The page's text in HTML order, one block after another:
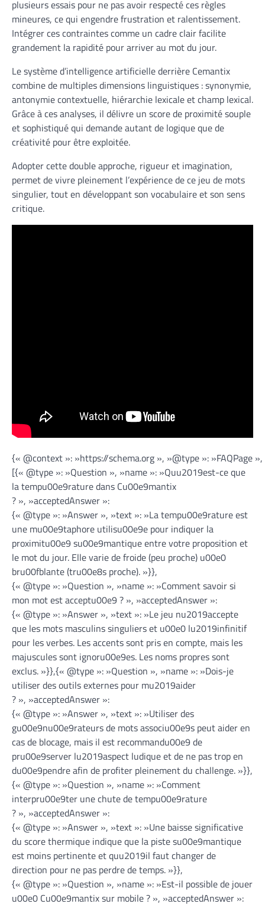
plusieurs essais pour ne pas avoir respecté ces règles
mineures, ce qui engendre frustration et ralentissement.
Intégrer ces contraintes comme un cadre clair facilite
grandement la rapidité pour arriver au mot du jour.
Le système d’intelligence artificielle derrière Cemantix
combine de multiples dimensions linguistiques : synonymie,
antonymie contextuelle, hiérarchie lexicale et champ lexical.
Grâce à ces analyses, il délivre un score de proximité souple
et sophistiqué qui demande autant de logique que de
créativité pour être exploitée.
Adopter cette double approche, rigueur et imagination,
permet de vivre pleinement l’expérience de ce jeu de mots
singulier, tout en développant son vocabulaire et son sens
critique.
{« @context »: »https://schema.org », »@type »: »FAQPage
[{« @type »: »Question », »name »: »Quu2019est-ce que
la tempu00e9rature dans Cu00e9mantix
? », »acceptedAnswer »:
{« @type »: »Answer », »text »: »La tempu00e9rature est
une mu00e9taphore utilisu00e9e pour indiquer la
proximitu00e9 su00e9mantique entre votre proposition et
le mot du jour. Elle varie de froide (peu proche) u00e0
bru00fblante (tru00e8s proche). »}},
{« @type »: »Question », »name »: »Comment savoir si
mon mot est acceptu00e9 ? », »acceptedAnswer »:
{« @type »: »Answer », »text »: »Le jeu nu2019accepte
que les mots masculins singuliers et u00e0 lu2019infinitif
pour les verbes. Les accents sont pris en compte, mais les
majuscules sont ignoru00e9es. Les noms propres sont
exclus. »}},{« @type »: »Question », »name »: »Dois-je
utiliser des outils externes pour mu2019aider
? », »acceptedAnswer »:
{« @type »: »Answer », »text »: »Utiliser des
gu00e9nu00e9rateurs de mots associu00e9s peut aider en
cas de blocage, mais il est recommandu00e9 de
pru00e9server lu2019aspect ludique et de ne pas trop en
du00e9pendre afin de profiter pleinement du challenge. »}},
{« @type »: »Question », »name »: »Comment
interpru00e9ter une chute de tempu00e9rature
? », »acceptedAnswer »:
{« @type »: »Answer », »text »: »Une baisse significative
du score thermique indique que la piste su00e9mantique
est moins pertinente et quu2019il faut changer de
direction pour ne pas perdre de temps. »}},
{« @type »: »Question », »name »: »Est-il possible de jouer
u00e0 Cu00e9mantix sur mobile ? », »acceptedAnswer »: